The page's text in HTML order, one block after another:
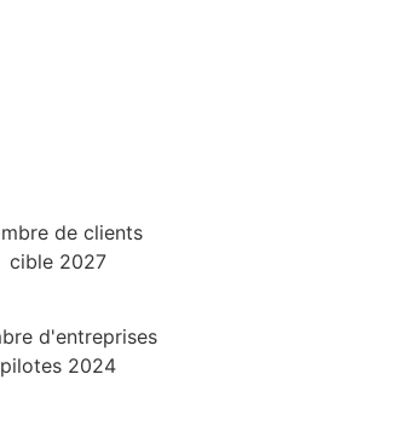
de clients
cible 2027
d'entreprises
pilotes 2024